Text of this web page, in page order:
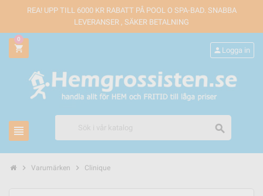
REA! UPP TILL 6000 KR RABATT PÅ POOL O SPA-BAD. SNABBA
LEVERANSER , SÄKER BETALNING
shopping_cart
0
view_headline search
person Logga in
chevron_right Varumärken chevron_right Clinique